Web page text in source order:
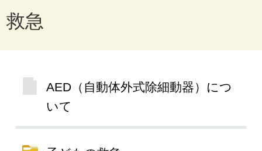
救急
AED（自動体外式除細動器）につ
いて